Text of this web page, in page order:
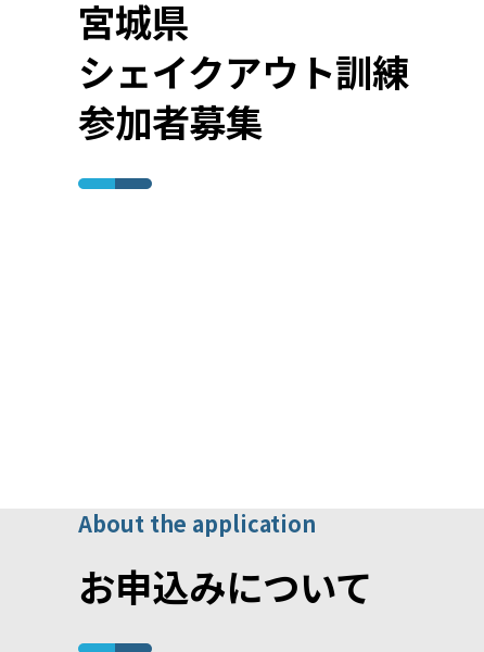
宮城県
シェイクアウト訓練
参加者募集
About the application
お申込みについて